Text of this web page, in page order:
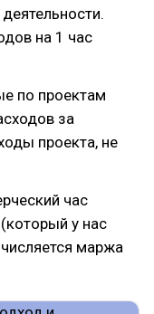
на 1 час
по проектам
за
проекта, не
час
у нас
маржа